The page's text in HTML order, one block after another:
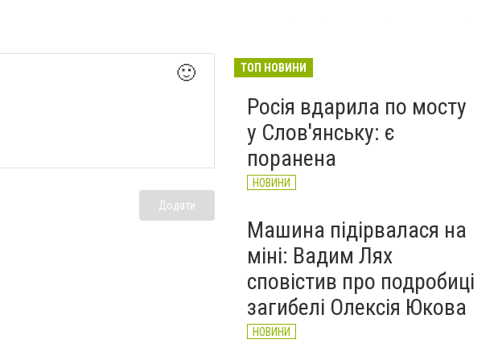
🙂
Додати
великої війни: 7 серпня
ТОП НОВИНИ
Росія вдарила по мосту
у Слов'янську: є
поранена
НОВИНИ
Машина підірвалася на
міні: Вадим Лях
сповістив про подробиці
загибелі Олексія Юкова
НОВИНИ